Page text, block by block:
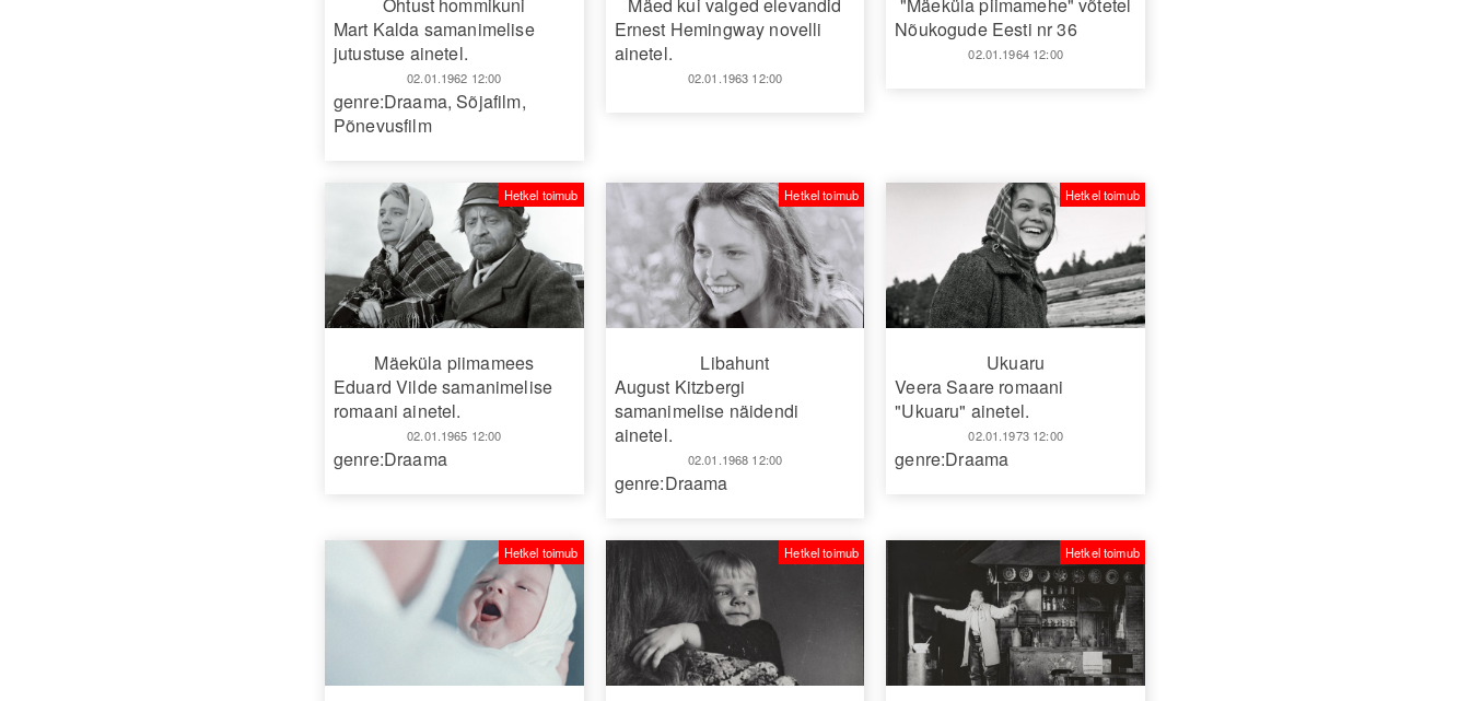
Mart Kalda samanimelise
jutustuse ainetel.
02.01.1962 12:00
genre:Draama,Sõjafilm,
Põnevusfilm
Ernest Hemingway novelli
ainetel.
02.01.1963 12:00
Nõukogude Eesti nr 36
02.01.1964 12:00
Mäeküla piimamees
Eduard Vilde samanimelise
romaani ainetel.
02.01.1965 12:00
Hetkel toimub
genre:Draama
Libahunt
August Kitzbergi
samanimelise näidendi
ainetel.
02.01.1968 12:00
Hetkel toimub
genre:Draama
Ukuaru
Veera Saare romaani
"Ukuaru" ainetel.
02.01.1973 12:00
Hetkel toimub
genre:Draama
Hetkel toimub Hetkel toimub Hetkel toimub